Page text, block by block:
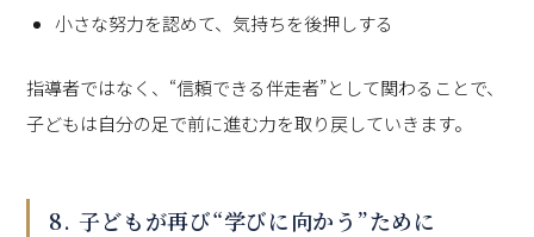
小さな努力を認めて、気持ちを後押しする
指導者ではなく、“信頼できる伴走者”として関わることで、
子どもは自分の足で前に進む力を取り戻していきます。
8. 子どもが再び“学びに向かう”ために